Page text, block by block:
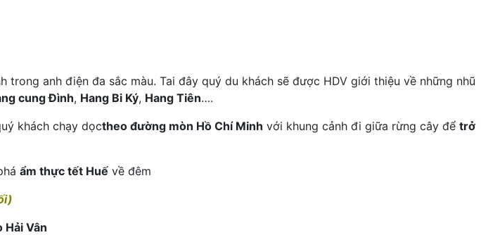
trong anh điện đa sắc màu. Tai đây quý du khách sẽ được HDV giới thiệu về những nhũ
cung Đình, Hang Bi Ký, Hang Tiên….
khách chạy dọctheo đường mòn Hồ Chí Minh với khung cảnh đi giữa rừng cây để trở
ẩm thực tết Huế về đêm
Hải Vân